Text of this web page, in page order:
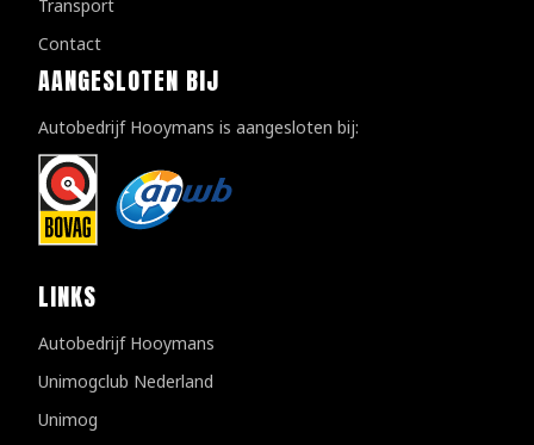
Transport
Contact
AANGESLOTEN BIJ
Autobedrijf Hooymans is aangesloten bij:
LINKS
Autobedrijf Hooymans
Unimogclub Nederland
Unimog